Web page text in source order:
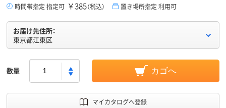
時間帯指定 指定可 ￥385（税込） 置き場所指定 利用可
お届け先住所：
東京都江東区
数量 カゴへ
マイカタログへ登録